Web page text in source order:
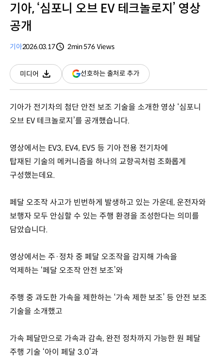
기아, ‘심포니 오브 EV 테크놀로지’ 영상
공개
기아2026.03.17
2min576 Views
미디어
다운로드
선호하는 출처로 추가(새
창
기아가 전기차의 첨단 안전 보조 기술을 소개한 영상 ‘심포니
오브 EV 테크놀로지’를 공개했습니다.
영상에서는 EV3, EV4, EV5 등 기아 전용 전기차에
탑재된 기술의 메커니즘을 하나의 교향곡처럼 조화롭게
구성했는데요.
페달 오조작 사고가 빈번하게 발생하고 있는 가운데, 운전자와
보행자 모두 안심할 수 있는 주행 환경을 조성한다는 의미를
담았습니다.
영상에서는 주·정차 중 페달 오조작을 감지해 가속을
억제하는 ‘페달 오조작 안전 보조’와
주행 중 과도한 가속을 제한하는 ‘가속 제한 보조’ 등 안전 보조
기술을 소개했고
가속 페달만으로 가속과 감속, 완전 정차까지 가능한 원 페달
주행 기술 ‘아이 페달 3.0’과